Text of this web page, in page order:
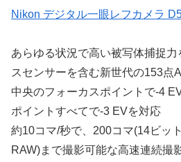
Nikon デジタル一眼レフカメラ
あらゆる状況で高い被写体捕捉
スセンサーを含む新世代の153点
中央のフォーカスポイントで-4
ポイントすべてで-3 EVを対応
約10コマ/秒で、200コマ(14ビッ
RAW)まで撮影可能な高速連続撮